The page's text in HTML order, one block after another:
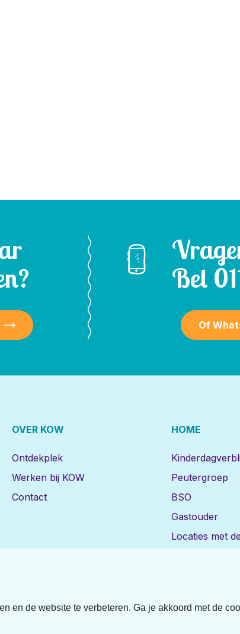
Bel
Of
OVER KOW
Ontdekplek
Werken bij KOW
Contact
HOME
Peutergroep
BSO
Gastouder
Locaties met
en de website te verbeteren. Ga je akkoord met de